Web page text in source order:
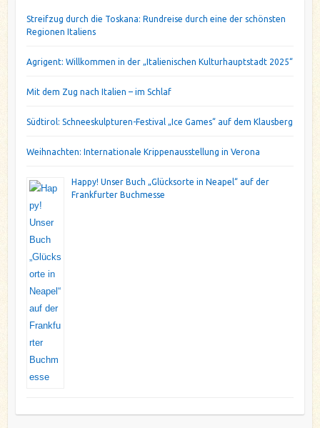
Streifzug durch die Toskana: Rundreise durch eine der schönsten
Regionen Italiens
Agrigent: Willkommen in der „Italienischen Kulturhauptstadt 2025“
Mit dem Zug nach Italien – im Schlaf
Südtirol: Schneeskulpturen-Festival „Ice Games“ auf dem Klausberg
Weihnachten: Internationale Krippenausstellung in Verona
Happy! Unser Buch „Glücksorte in Neapel“ auf der
Frankfurter Buchmesse